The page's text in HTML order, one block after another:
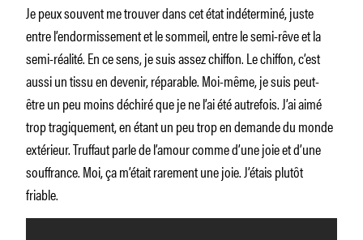
Je peux souvent me trouver dans cet état indéterminé, juste
entre l’endormissement et le sommeil, entre le semi-rêve et la
semi-­réalité. En ce sens, je suis assez chiffon. Le chiffon, c’est
aussi un tissu en devenir, réparable. Moi-même, je suis peut-
être un peu moins déchiré que je ne l’ai été autrefois. J’ai aimé
trop tragiquement, en étant un peu trop en demande du monde
extérieur. Truffaut parle de l’amour comme d’une joie et d’une
souffrance. Moi, ça m’était rarement une joie. J’étais plutôt
friable.